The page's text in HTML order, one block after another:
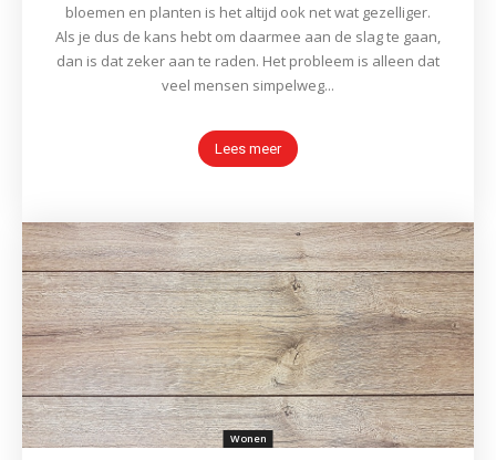
bloemen en planten is het altijd ook net wat gezelliger.
Als je dus de kans hebt om daarmee aan de slag te gaan,
dan is dat zeker aan te raden. Het probleem is alleen dat
veel mensen simpelweg...
Lees meer
Wonen